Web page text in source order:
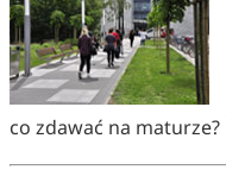
co zdawać na maturze?